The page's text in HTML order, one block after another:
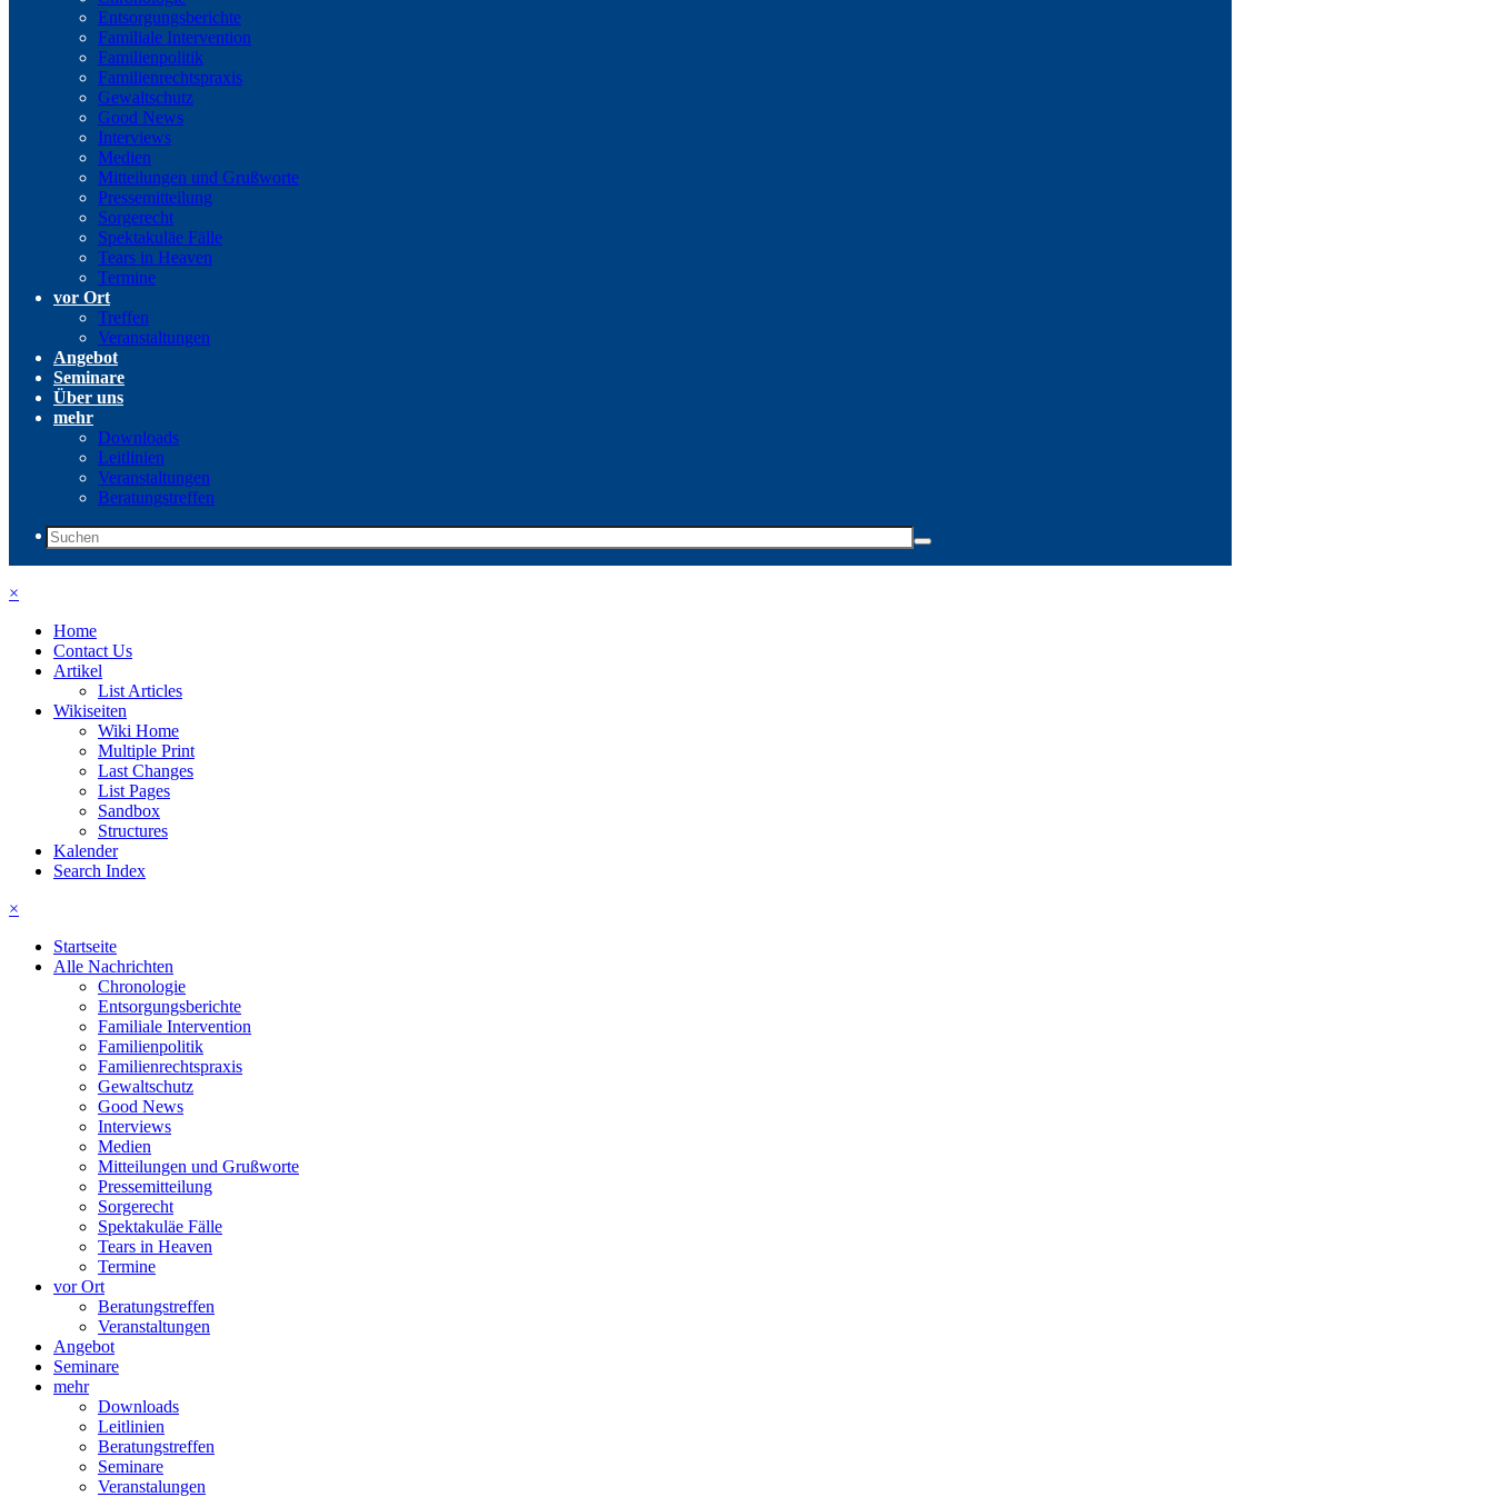
Entsorgungsberichte
Familiale Intervention
Familienpolitik
Familienrechtspraxis
Gewaltschutz
Good News
Interviews
Medien
Mitteilungen und Grußworte
Pressemitteilung
Sorgerecht
Spektakuläe Fälle
Tears in Heaven
Termine
vor Ort
Treffen
Veranstaltungen
Angebot
Seminare
Über uns
mehr
Downloads
Leitlinien
Veranstaltungen
Beratungstreffen
×
Home
Contact Us
Artikel
List Articles
Wikiseiten
Wiki Home
Multiple Print
Last Changes
List Pages
Sandbox
Structures
Kalender
Search Index
×
Startseite
Alle Nachrichten
Chronologie
Entsorgungsberichte
Familiale Intervention
Familienpolitik
Familienrechtspraxis
Gewaltschutz
Good News
Interviews
Medien
Mitteilungen und Grußworte
Pressemitteilung
Sorgerecht
Spektakuläe Fälle
Tears in Heaven
Termine
vor Ort
Beratungstreffen
Veranstaltungen
Angebot
Seminare
mehr
Downloads
Leitlinien
Beratungstreffen
Seminare
Veranstalungen